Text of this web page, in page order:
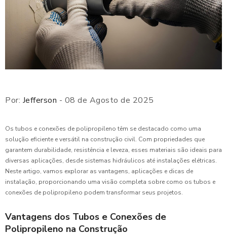
Por: Jefferson - 08 de Agosto de 2025
Os tubos e conexões de polipropileno têm se destacado como uma
solução eficiente e versátil na construção civil. Com propriedades que
garantem durabilidade, resistência e leveza, esses materiais são ideais para
diversas aplicações, desde sistemas hidráulicos até instalações elétricas.
Neste artigo, vamos explorar as vantagens, aplicações e dicas de
instalação, proporcionando uma visão completa sobre como os tubos e
conexões de polipropileno podem transformar seus projetos.
Vantagens dos Tubos e Conexões de
Polipropileno na Construção